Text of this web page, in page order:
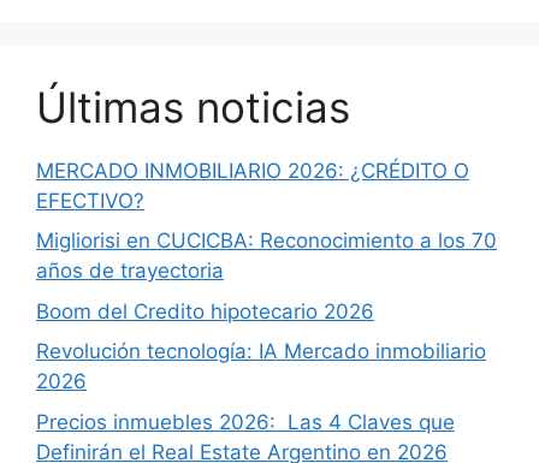
Últimas noticias
MERCADO INMOBILIARIO 2026: ¿CRÉDITO O
EFECTIVO?
Migliorisi en CUCICBA: Reconocimiento a los 70
años de trayectoria
Boom del Credito hipotecario 2026
Revolución tecnología: IA Mercado inmobiliario
2026
Precios inmuebles 2026: Las 4 Claves que
Definirán el Real Estate Argentino en 2026